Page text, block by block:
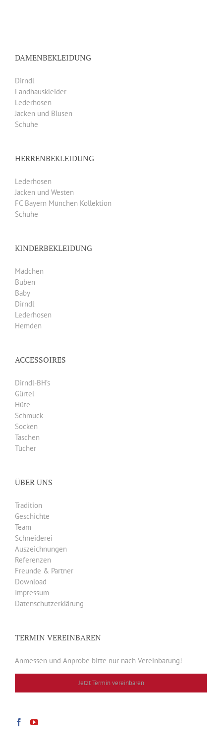
DAMENBEKLEIDUNG
Dirndl
Landhauskleider
Lederhosen
Jacken und Blusen
Schuhe
HERRENBEKLEIDUNG
Lederhosen
Jacken und Westen
FC Bayern München Kollektion
Schuhe
KINDERBEKLEIDUNG
Mädchen
Buben
Baby
Dirndl
Lederhosen
Hemden
ACCESSOIRES
Dirndl-BH’s
Gürtel
Hüte
Schmuck
Socken
Taschen
Tücher
ÜBER UNS
Tradition
Geschichte
Team
Schneiderei
Auszeichnungen
Referenzen
Freunde & Partner
Download
Impressum
Datenschutzerklärung
TERMIN VEREINBAREN
Anmessen und Anprobe bitte nur nach Vereinbarung!
Jetzt Termin vereinbaren